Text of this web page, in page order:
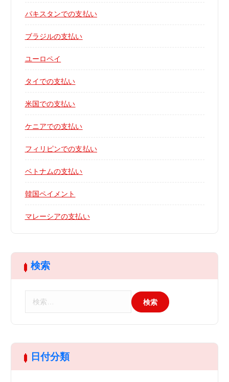
パキスタンでの支払い
ブラジルの支払い
ユーロペイ
タイでの支払い
米国での支払い
ケニアでの支払い
フィリピンでの支払い
ベトナムの支払い
韓国ペイメント
マレーシアの支払い
検索
日付分類